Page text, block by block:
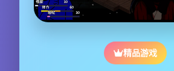
精品游戏